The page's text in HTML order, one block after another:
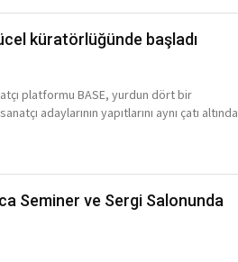
küratörlüğünde başladı
platformu BASE, yurdun dört bir
adaylarının yapıtlarını aynı çatı altında
Seminer ve Sergi Salonunda